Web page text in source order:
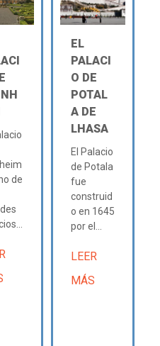
de
EL
PALACI
O DE
POTAL
A DE
LHASA
El Palacio
de Potala
fue
construid
o en 1645
por el...
LEER
MÁS